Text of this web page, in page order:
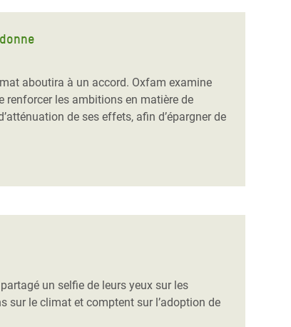
aboutira à un accord. Oxfam examine
renforcer les ambitions en matière de
de ses effets, afin d’épargner de
un selfie de leurs yeux sur les
sur le climat et comptent sur l’adoption de